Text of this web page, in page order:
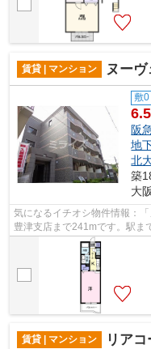
賃貸 | マンション ヌー
敷0
6.5
阪
地
北
築
大
気になるイチオシ物件情報：
豊津支店まで241mです。駅ま
共用部には敷地内ごみ置き場
賃貸 | マンション リア